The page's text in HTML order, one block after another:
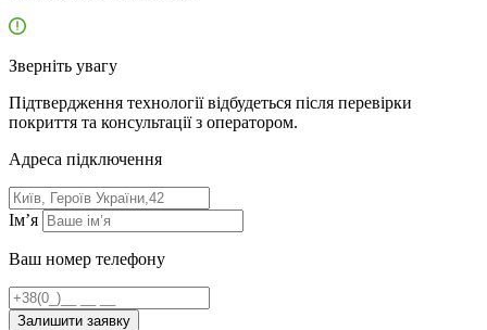
Зверніть увагу
Підтвердження технології відбудеться після перевірки
покриття та консультації з оператором.
Адресa підключення
Ім’я
Ваш номер телефону
Залишити заявку